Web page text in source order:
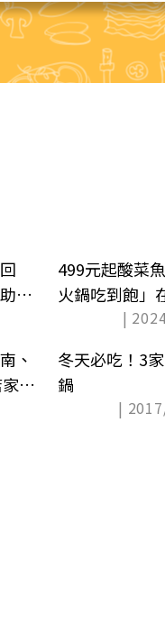
吧
499元起酸菜
火鍋吃到飽」
|
、
資
冬天必吃！3
鍋
|